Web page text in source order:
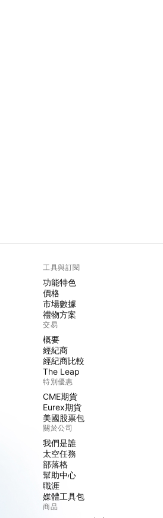
工具與訂閱
功能特色
價格
市場數據
禮物方案
交易
概要
經紀商
經紀商比較
The Leap
特別優惠
CME期貨
Eurex期貨
美國股票包
關於公司
我們是誰
太空任務
部落格
幫助中心
職涯
媒體工具包
商品